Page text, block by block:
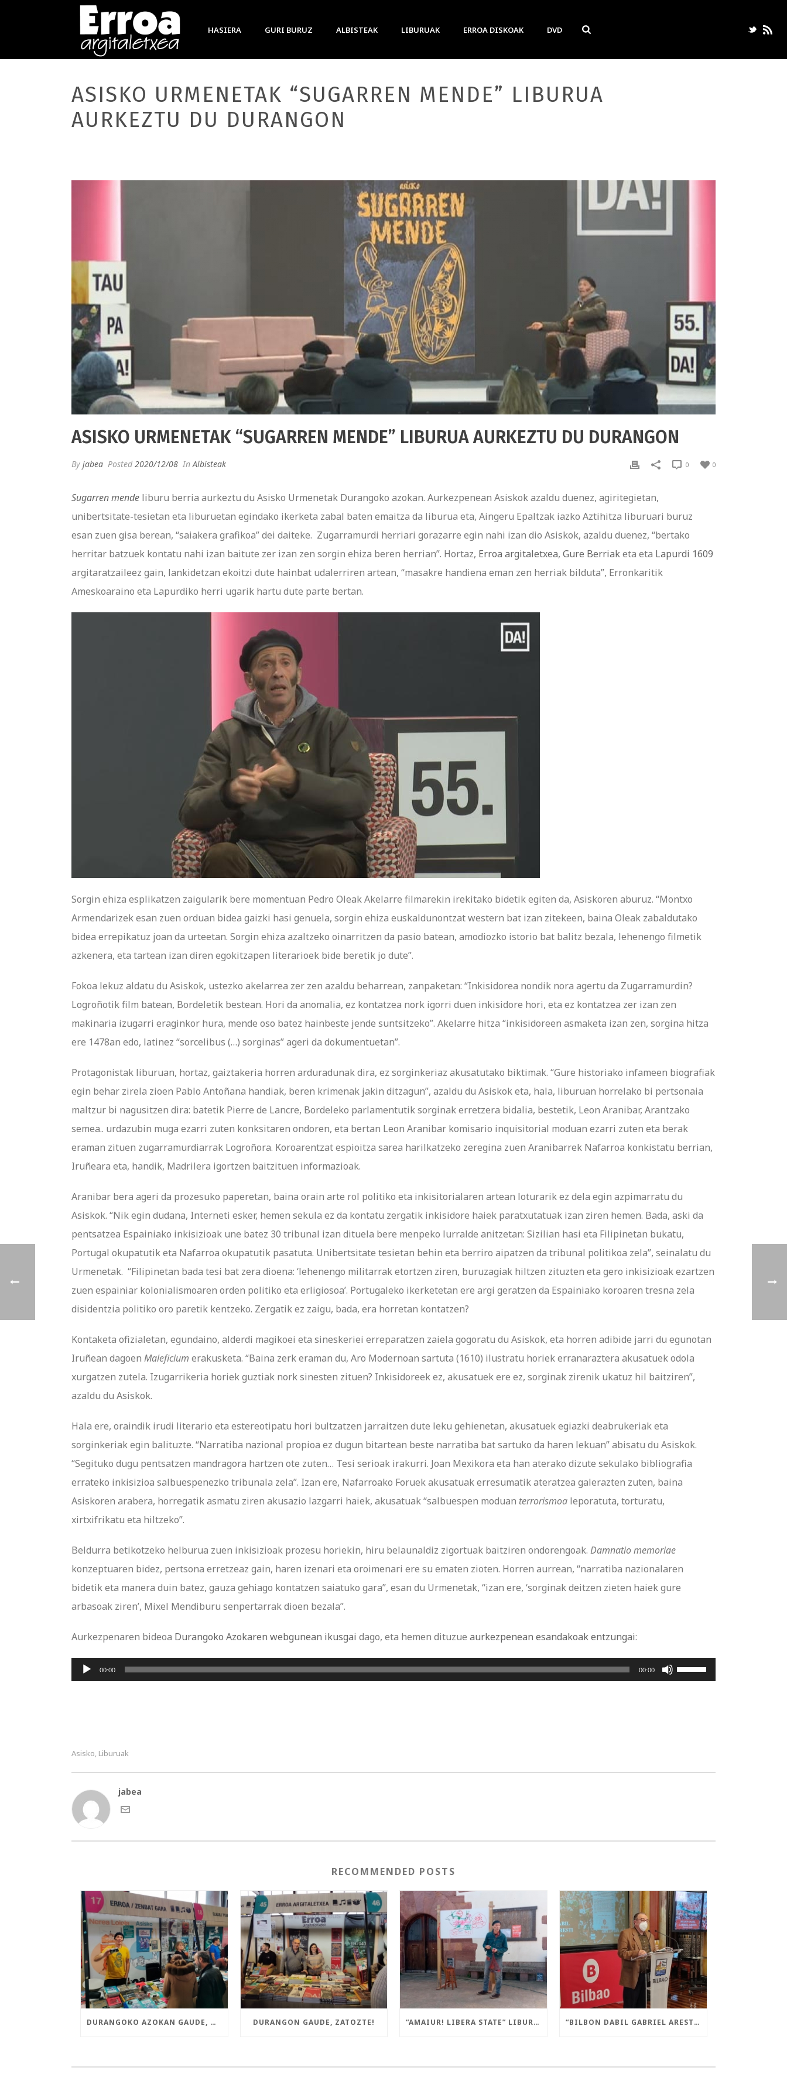
HASIERA GURI BURUZ ALBISTEAK LIBURUAK ERROA DISKOAK DVD
ASISKO URMENETAK “SUGARREN MENDE” LIBURUA
AURKEZTU DU DURANGON
ASISKO URMENETAK “SUGARREN MENDE” LIBURUA AURKEZTU DU DURANGON
By jabea Posted2020/12/08 InAlbisteak 0
0
Sugarren mende liburu berria aurkeztu du Asisko Urmenetak Durangoko azokan. Aurkezpenean Asiskok azaldu duenez, agiritegietan,
unibertsitate-tesietan eta liburuetan egindako ikerketa zabal baten emaitza da liburua eta, Aingeru Epaltzak iazko Aztihitza liburuari buruz
esan zuen gisa berean, “saiakera grafikoa” dei daiteke. Zugarramurdi herriari gorazarre egin nahi izan dio Asiskok, azaldu duenez, “bertako
herritar batzuek kontatu nahi izan baitute zer izan zen sorgin ehiza beren herrian”. Hortaz, Erroa argitaletxea, Gure Berriaketa eta Lapurdi 1609
argitaratzaileez gain, lankidetzan ekoitzi dute hainbat udalerriren artean, “masakre handiena eman zen herriak bilduta”, Erronkaritik
Ameskoaraino eta Lapurdiko herri ugarik hartu dute parte bertan.
Sorgin ehiza esplikatzen zaigularik bere momentuan Pedro Oleak Akelarre filmarekin irekitako bidetik egiten da, Asiskoren aburuz. “Montxo
Armendarizek esan zuen orduan bidea gaizki hasi genuela, sorgin ehiza euskaldunontzat western bat izan zitekeen, baina Oleak zabaldutako
bidea errepikatuz joan da urteetan. Sorgin ehiza azaltzeko oinarritzen da pasio batean, amodiozko istorio bat balitz bezala, lehenengo filmetik
azkenera, eta tartean izan diren egokitzapen literarioek bide beretik jo dute”.
Fokoa lekuz aldatu du Asiskok, ustezko akelarrea zer zen azaldu beharrean, zanpaketan: “Inkisidorea nondik nora agertu da Zugarramurdin?
Logroñotik film batean, Bordeletik bestean. Hori da anomalia, ez kontatzea nork igorri duen inkisidore hori, eta ez kontatzea zer izan zen
makinaria izugarri eraginkor hura, mende oso batez hainbeste jende suntsitzeko”. Akelarre hitza “inkisidoreen asmaketa izan zen, sorgina hitza
ere 1478an edo, latinez “sorcelibus (…) sorginas” ageri da dokumentuetan”.
Protagonistak liburuan, hortaz, gaiztakeria horren arduradunak dira, ez sorginkeriaz akusatutako biktimak. “Gure historiako infameen biografiak
egin behar zirela zioen Pablo Antoñana handiak, beren krimenak jakin ditzagun”, azaldu du Asiskok eta, hala, liburuan horrelako bi pertsonaia
maltzur bi nagusitzen dira: batetik Pierre de Lancre, Bordeleko parlamentutik sorginak erretzera bidalia, bestetik, Leon Aranibar, Arantzako
semea.. urdazubin muga ezarri zuten konksitaren ondoren, eta bertan Leon Aranibar komisario inquisitorial moduan ezarri zuten eta berak
eraman zituen zugarramurdiarrak Logroñora. Koroarentzat espioitza sarea harilkatzeko zeregina zuen Aranibarrek Nafarroa konkistatu berrian,
Iruñeara eta, handik, Madrilera igortzen baitzituen informazioak.
Aranibar bera ageri da prozesuko paperetan, baina orain arte rol politiko eta inkisitorialaren artean loturarik ez dela egin azpimarratu du
Asiskok. “Nik egin dudana, Interneti esker, hemen sekula ez da kontatu zergatik inkisidore haiek paratxutatuak izan ziren hemen. Bada, aski da
pentsatzea Espainiako inkisizioak une batez 30 tribunal izan dituela bere menpeko lurralde anitzetan: Sizilian hasi eta Filipinetan bukatu,
Portugal okupatutik eta Nafarroa okupatutik pasatuta. Unibertsitate tesietan behin eta berriro aipatzen da tribunal politikoa zela”, seinalatu du
Urmenetak. “Filipinetan bada tesi bat zera dioena: ‘lehenengo militarrak etortzen ziren, buruzagiak hiltzen zituzten eta gero inkisizioak ezartzen
zuen espainiar kolonialismoaren orden politiko eta erligiosoa’. Portugaleko ikerketetan ere argi geratzen da Espainiako koroaren tresna zela
disidentzia politiko oro paretik kentzeko. Zergatik ez zaigu, bada, era horretan kontatzen?
Kontaketa ofizialetan, egundaino, alderdi magikoei eta sineskeriei erreparatzen zaiela gogoratu du Asiskok, eta horren adibide jarri du egunotan
Iruñean dagoen Maleficium erakusketa. “Baina zerk eraman du, Aro Modernoan sartuta (1610) ilustratu horiek erranaraztera akusatuek odola
xurgatzen zutela. Izugarrikeria horiek guztiak nork sinesten zituen? Inkisidoreek ez, akusatuek ere ez, sorginak zirenik ukatuz hil baitziren”,
azaldu du Asiskok.
Hala ere, oraindik irudi literario eta estereotipatu hori bultzatzen jarraitzen dute leku gehienetan, akusatuek egiazki deabrukeriak eta
sorginkeriak egin balituzte. “Narratiba nazional propioa ez dugun bitartean beste narratiba bat sartuko da haren lekuan” abisatu du Asiskok.
“Segituko dugu pentsatzen mandragora hartzen ote zuten… Tesi serioak irakurri. Joan Mexikora eta han aterako dizute sekulako bibliografia
errateko inkisizioa salbuespenezko tribunala zela”. Izan ere, Nafarroako Foruek akusatuak erresumatik ateratzea galerazten zuten, baina
Asiskoren arabera, horregatik asmatu ziren akusazio lazgarri haiek, akusatuak “salbuespen moduan terrorismoa leporatuta, torturatu,
xirtxifrikatu eta hiltzeko”.
Beldurra betikotzeko helburua zuen inkisizioak prozesu horiekin, hiru belaunaldiz zigortuak baitziren ondorengoak. Damnatio memoriae
konzeptuaren bidez, pertsona erretzeaz gain, haren izenari eta oroimenari ere su ematen zioten. Horren aurrean, “narratiba nazionalaren
bidetik eta manera duin batez, gauza gehiago kontatzen saiatuko gara”, esan du Urmenetak, “izan ere, ‘sorginak deitzen zieten haiek gure
arbasoak ziren’, Mixel Mendiburu senpertarrak dioen bezala”.
Aurkezpenaren bideoa Durangoko Azokaren webgunean ikusgai dago, eta hemen dituzue aurkezpenean esandakoak entzungai:
Soinu
erreproduzigailua
00:00 00:00
Asisko, Liburuak
jabea
RECOMMENDED POSTS
DURANGOKO AZOKAN GAUDE, NEREA LOIOLAREN ETA ASISKOREN LIBURU BERRIEKIN DURANGON GAUDE, ZATOZTE! “AMAIUR! LIBERA STATE” LIBURUA AURKEZTU DA AMAIURREN “BILBON DABIL GABRIEL ARESTI” LIBURUA AURKEZTU DA GAUR